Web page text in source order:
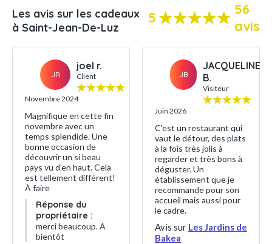
Les avis sur les cadeaux
à Saint-Jean-De-Luz
5
56
avis
JR
joel r.
Client
Novembre 2024
Magnifique en cette fin
novembre avec un
temps splendide. Une
bonne occasion de
découvrir un si beau
pays vu d’en haut. Cela
est tellement différent!
À faire
Réponse du
propriétaire :
merci beaucoup. A
bientôt
JB
JACQUELINE
B.
Visiteur
Juin 2026
C'est un restaurant qui
vaut le détour, des plats
à la fois très jolis à
regarder et très bons à
déguster. Un
établissement que je
recommande pour son
accueil mais aussi pour
le cadre.
Avis sur Les Jardins de
Bakea